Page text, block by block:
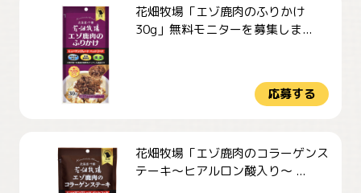
花畑牧場「エゾ鹿肉のふりかけ
30g」無料モニターを募集しま...
応募する
花畑牧場「エゾ鹿肉のコラーゲンス
テーキ～ヒアルロン酸入り～ ...